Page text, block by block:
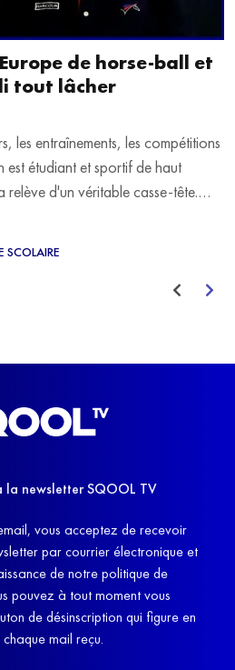
de horse-ball et
tout lâcher
les entraînements, les compétitions
est étudiant et sportif de haut
relève d'un véritable casse-tête.
failli abandonner ses études
SCOLAIRE
la newsletter SQOOL TV
vous acceptez de recevoir
par courrier électronique et
de notre politique de
pouvez à tout moment vous
de désinscription qui figure en
mail reçu.